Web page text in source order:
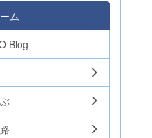
ム
Blog